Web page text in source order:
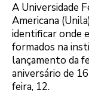
A Universidade
Americana
identificar onde
formados na
lançamento da
aniversário de
feira, 12.